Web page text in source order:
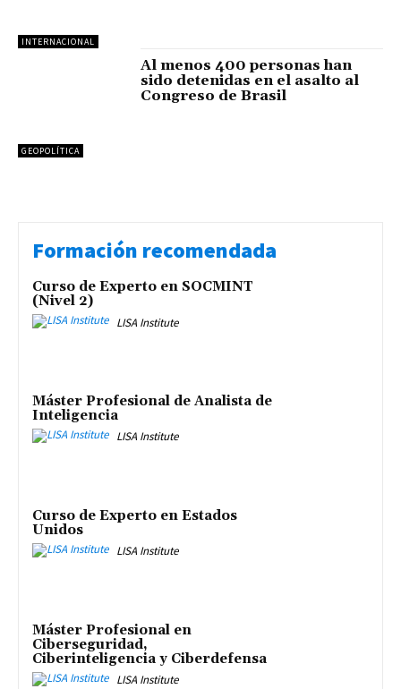
INTERNACIONAL
GEOPOLÍTICA
Al menos 400 personas han
sido detenidas en el asalto al
Congreso de Brasil
Formación recomendada
Curso de Experto en SOCMINT
(Nivel 2)
LISA Institute
Máster Profesional de Analista de
Inteligencia
LISA Institute
Curso de Experto en Estados
Unidos
LISA Institute
Máster Profesional en
Ciberseguridad,
Ciberinteligencia y Ciberdefensa
LISA Institute